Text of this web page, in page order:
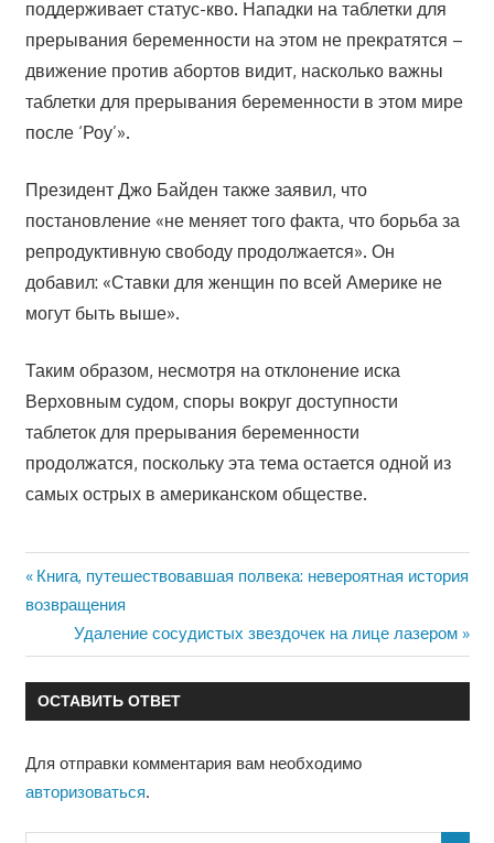
поддерживает статус-кво. Нападки на таблетки для
прерывания беременности на этом не прекратятся –
движение против абортов видит, насколько важны
таблетки для прерывания беременности в этом мире
после ‘Роу’».
Президент Джо Байден также заявил, что
постановление «не меняет того факта, что борьба за
репродуктивную свободу продолжается». Он
добавил: «Ставки для женщин по всей Америке не
могут быть выше».
Таким образом, несмотря на отклонение иска
Верховным судом, споры вокруг доступности
таблеток для прерывания беременности
продолжатся, поскольку эта тема остается одной из
самых острых в американском обществе.
Навигация
записям
Предыдущая
запись:
Книга, путешествовавшая полвека: невероятная история
возвращения
Следующая
запись:
Удаление сосудистых звездочек на лице лазером
ОСТАВИТЬ ОТВЕТ
Для отправки комментария вам необходимо
авторизоваться.